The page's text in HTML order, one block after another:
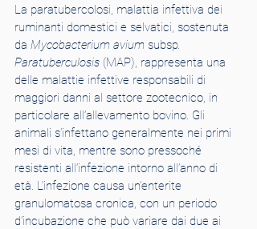
La paratubercolosi, malattia infettiva dei
ruminanti domestici e selvatici, sostenuta
da Mycobacterium avium subsp.
Paratuberculosis (MAP), rappresenta una
delle malattie infettive responsabili di
maggiori danni al settore zootecnico, in
particolare all’allevamento bovino. Gli
animali s’infettano generalmente nei primi
mesi di vita, mentre sono pressoché
resistenti all’infezione intorno all’anno di
età. L’infezione causa un’enterite
granulomatosa cronica, con un periodo
d’incubazione che può variare dai due ai